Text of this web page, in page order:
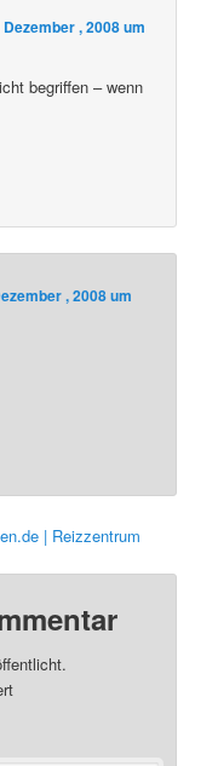
, 2008 um
begriffen – wenn
, 2008 um
| Reizzentrum